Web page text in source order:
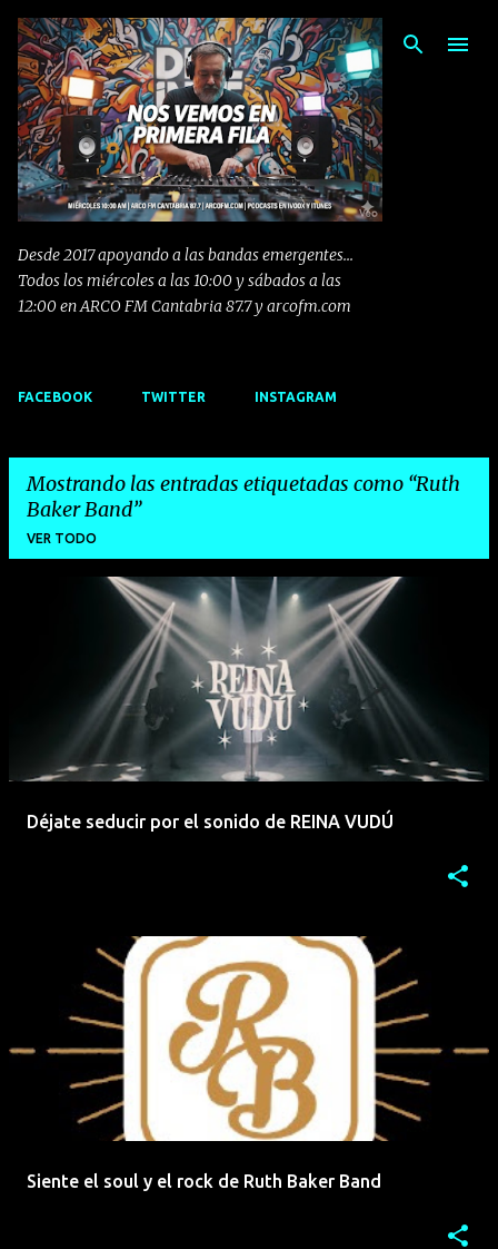
Ir al contenido principal
Desde 2017 apoyando a las bandas emergentes...
Todos los miércoles a las 10:00 y sábados a las
12:00 en ARCO FM Cantabria 87.7 y arcofm.com
FACEBOOK TWITTER INSTAGRAM
Mostrando las entradas etiquetadas como Ruth
Baker Band
VER TODO
Déjate seducir por el sonido de REINA VUDÚ
Siente el soul y el rock de Ruth Baker Band